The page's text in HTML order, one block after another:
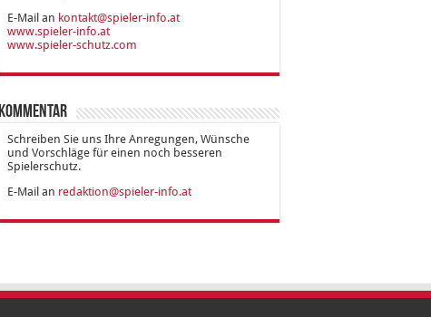
E-Mail an kontakt@spieler-info.at
www.spieler-info.at
www.spieler-schutz.com
Kommentar
Schreiben Sie uns Ihre Anregungen, Wünsche
und Vorschläge für einen noch besseren
Spielerschutz.
E-Mail an redaktion@spieler-info.at